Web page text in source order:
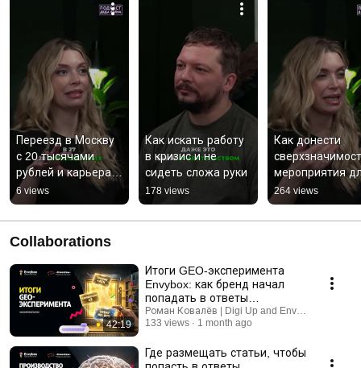
Переезд в Москву
с 20 тысячами
рублей и карьера в
ивентах
6 views
Как искать работу
в кризис и не
сидеть сложа руки
178 views
Как донести
мероприятия
клиента
264 views
Collaborations
42:19
Итоги GEO-эксперимента
Envybox: как бренд начал
попадать в ответы
нейросетей
Роман Ковалёв | Digi Up and Envybox
133 views
1 month ago
Где размещать статьи, чтобы